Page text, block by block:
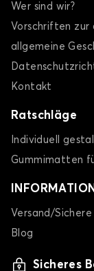
Wer sind wir?
Vorschriften zur
allgemeine
Kontakt
Ratschläge
Individuell
Gummimatten
Versand/
Blog
Sicheres